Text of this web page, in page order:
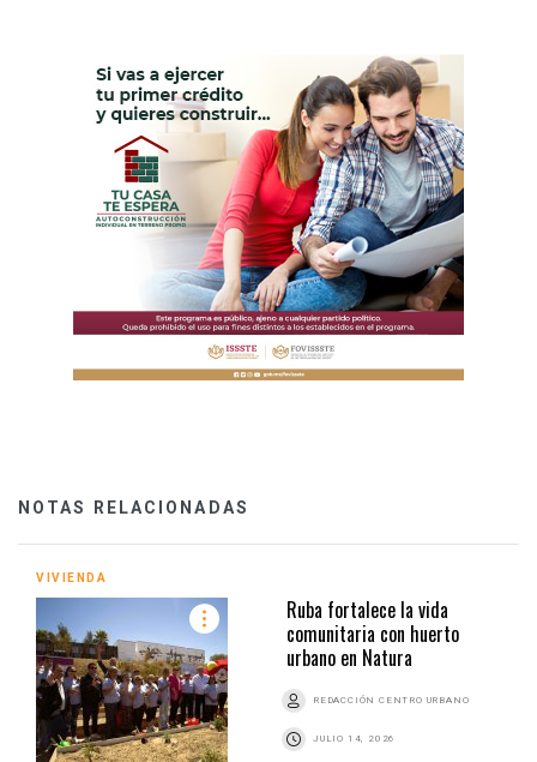
NOTAS RELACIONADAS
VIVIENDA
Ruba fortalece la vida
comunitaria con huerto
urbano en Natura
REDACCIÓN CENTRO URBANO
JULIO 14, 2026